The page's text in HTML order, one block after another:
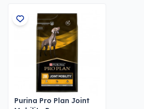
Purina Pro Plan Joint